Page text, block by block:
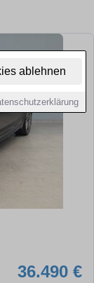
ablehnen
36.490 €